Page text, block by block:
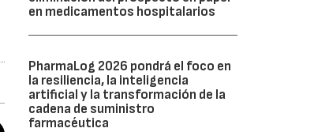
en medicamentos hospitalarios
PharmaLog 2026 pondrá el foco en
la resiliencia, la inteligencia
artificial y la transformación de la
cadena de suministro
farmacéutica